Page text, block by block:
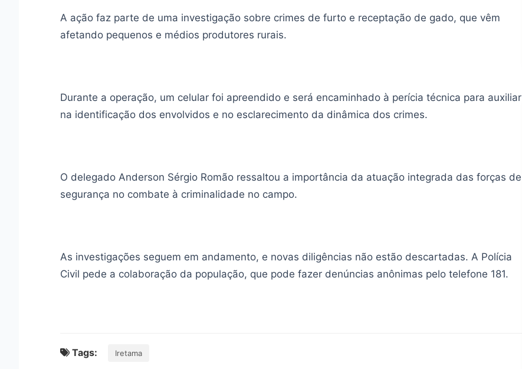
A ação faz parte de uma investigação sobre crimes de furto e receptação de gado, que vêm
afetando pequenos e médios produtores rurais.
Durante a operação, um celular foi apreendido e será encaminhado à perícia técnica para auxiliar
na identificação dos envolvidos e no esclarecimento da dinâmica dos crimes.
O delegado Anderson Sérgio Romão ressaltou a importância da atuação integrada das forças de
segurança no combate à criminalidade no campo.
As investigações seguem em andamento, e novas diligências não estão descartadas. A Polícia
Civil pede a colaboração da população, que pode fazer denúncias anônimas pelo telefone 181.
Tags: Iretama